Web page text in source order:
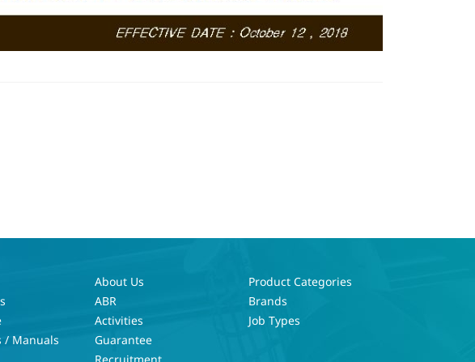
/ Manuals
About Us
ABR
Activities
Guarantee
Product Categories
Brands
Job Types